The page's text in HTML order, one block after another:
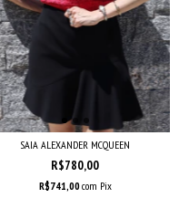
SAIA ALEXANDER MCQUEEN
R$780,00
R$741,00com Pix